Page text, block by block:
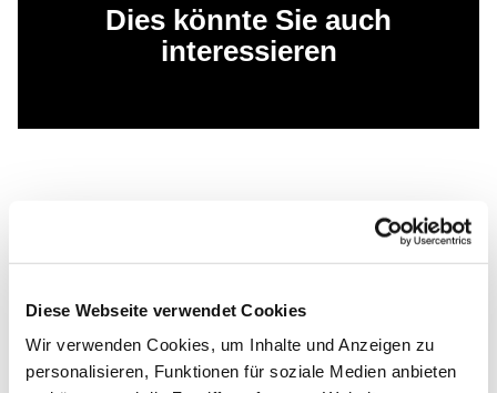
Diese Webseite verwendet Cookies
Wir verwenden Cookies, um Inhalte und Anzeigen zu
personalisieren, Funktionen für soziale Medien anbieten
Dies könnte Sie auch
interessieren